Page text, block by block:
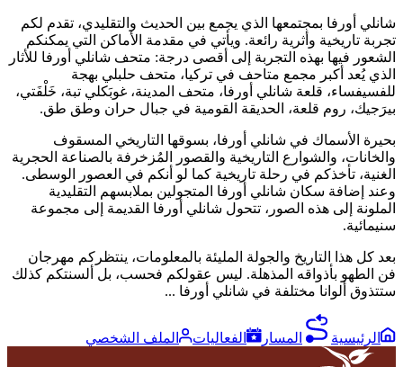
شانلي أورفا بمجتمعها الذي يجمع بين الحديث والتقليدي، تقدم لكم
تجربة تاريخية وأثرية رائعة. ويأتي في مقدمة الأماكن التي يمكنكم
الشعور فيها بهذه التجربة إلى أقصى درجة: متحف شانلي أورفا للأثار
الذي يُعد أكبر مجمع متاحف في تركيا، متحف حلبلي بهجة
للفسيفساء، قلعة شانلي أورفا، متحف المدينة، غوبَكلي تبة، خَلْفَتي،
بيرَجيك، روم قلعة، الحديقة القومية في جبال حران وطق طق.
بحيرة الأسماك في شانلي أورفا، بسوقها التاريخي المسقوف
والخانات، والشوارع التاريخية والقصور المُزخرفة بالصناعة الحجرية
الغنية، تأخذكم في رحلة تاريخية كما لو أنكم في العصور الوسطى.
وعند إضافة سكان شانلي أورفا المتجولين بملابسهم التقليدية
الملونة إلى هذه الصور، تتحول شانلي أورفا القديمة إلى مجموعة
سنيمائية.
بعد كل هذا التاريخ والجولة المليئة بالمعلومات، ينتظركم مهرجان
فن الطهو بأذواقه المذهلة. ليس عقولكم فحسب، بل ألسنتكم كذلك
ستتذوق ألوانا مختلفة في شانلي أورفا ...
الرئيسية المسار الفعاليات الملف الشخصي